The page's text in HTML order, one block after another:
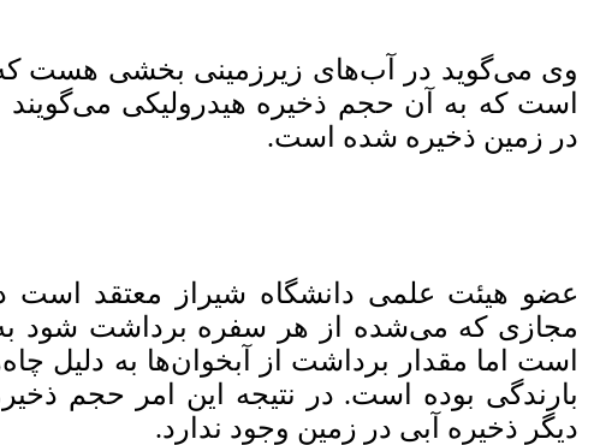
وی می‌گوید در آب‌های زیرزمینی بخشی هست که
است که به آن حجم ذخیره هیدرولیکی می‌گویند
در زمین ذخیره شده است.
مجازی که می‌شده از هر سفره برداشت شود به
است اما مقدار برداشت از آبخوان‌ها به دلیل
بارندگی بوده است. در نتیجه این امر حجم
دیگر ذخیره آبی در زمین وجود ندارد.